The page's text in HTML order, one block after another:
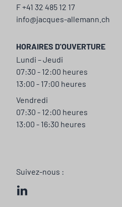
F +41 32 485 12 17
info@jacques-allemann.ch
HORAIRES D'OUVERTURE
Lundi – Jeudi
07:30 - 12:00 heures
13:00 - 17:00 heures
Vendredi
07:30 - 12:00 heures
13:00 - 16:30 heures
Suivez-nous :